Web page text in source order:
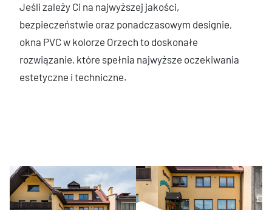
Jeśli zależy Ci na najwyższej jakości,
bezpieczeństwie oraz ponadczasowym designie,
okna PVC w kolorze Orzech to doskonałe
rozwiązanie, które spełnia najwyższe oczekiwania
estetyczne i techniczne.